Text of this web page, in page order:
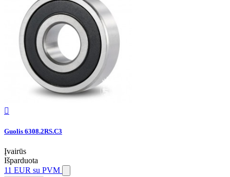

Guolis 6308.2RS.C3
Įvairūs
Išparduota
11 EUR su PVM